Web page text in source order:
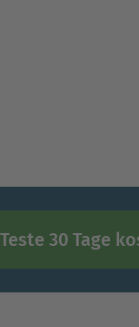
Teste 30 Tage